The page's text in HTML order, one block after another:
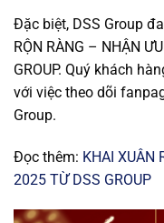
Đặc biệt, DSS Group
RỘN RÀNG – NHẬN
GROUP. Quý khách
với việc theo dõi
Group.
Đọc thêm: KHAI XUÂN
2025 TỪ DSS GROUP